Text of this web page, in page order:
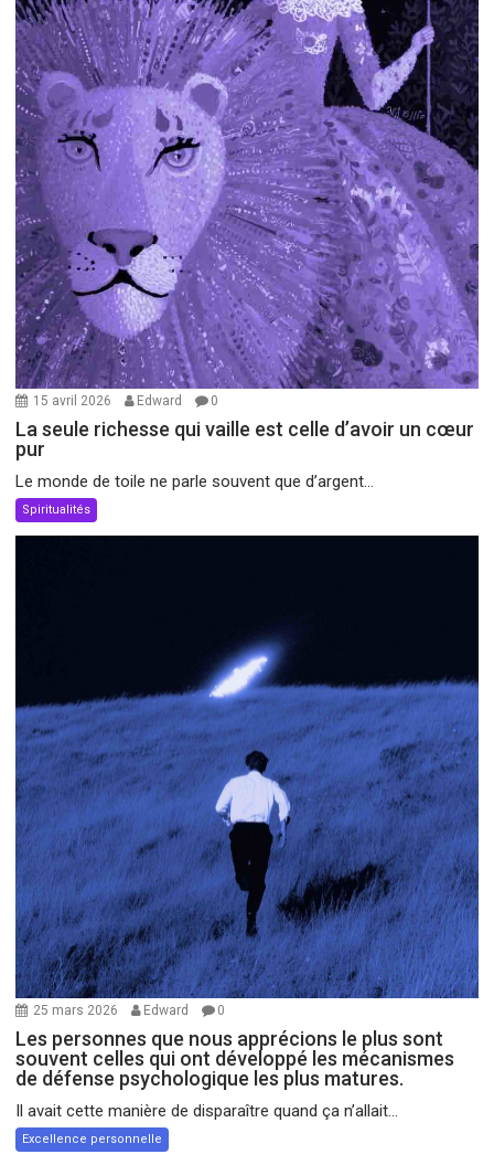
15 avril 2026 Edward 0
La seule richesse qui vaille est celle d’avoir un cœur
pur
Le monde de toile ne parle souvent que d’argent...
Spiritualités
25 mars 2026 Edward 0
Les personnes que nous apprécions le plus sont
souvent celles qui ont développé les mécanismes
de défense psychologique les plus matures.
Il avait cette manière de disparaître quand ça n’allait...
Excellence personnelle